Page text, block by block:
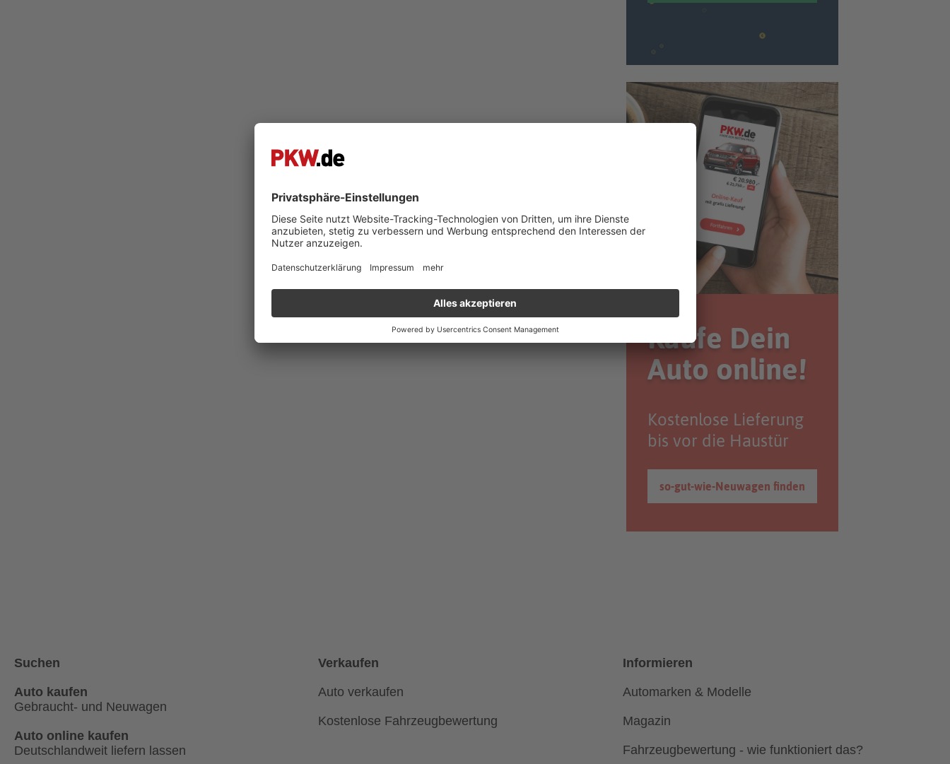
Kaufe Dein
Auto online!
Kostenlose Lieferung
bis vor die Haustür
so-gut-wie-Neuwagen finden
Suchen
Auto kaufen
Gebraucht- und Neuwagen
Auto online kaufen
Deutschlandweit liefern lassen
Verkaufen
Auto verkaufen
Kostenlose Fahrzeugbewertung
Informieren
Automarken & Modelle
Magazin
Fahrzeugbewertung - wie funktioniert das?